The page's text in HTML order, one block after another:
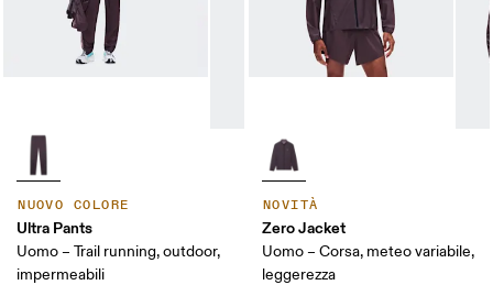
NUOVO COLORE
Ultra Pants
Uomo – Trail running, outdoor,
impermeabili
NOVITÀ
Zero Jacket
Uomo – Corsa, meteo variabile,
leggerezza